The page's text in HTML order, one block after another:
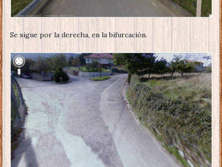
Se sigue por la derecha, en la bifurcación.